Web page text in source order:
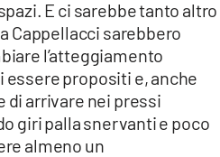
E ci sarebbe tanto altro
Cappellacci sarebbero
l’atteggiamento
propositi e, anche
di arrivare nei pressi
giri palla snervanti e poco
almeno un